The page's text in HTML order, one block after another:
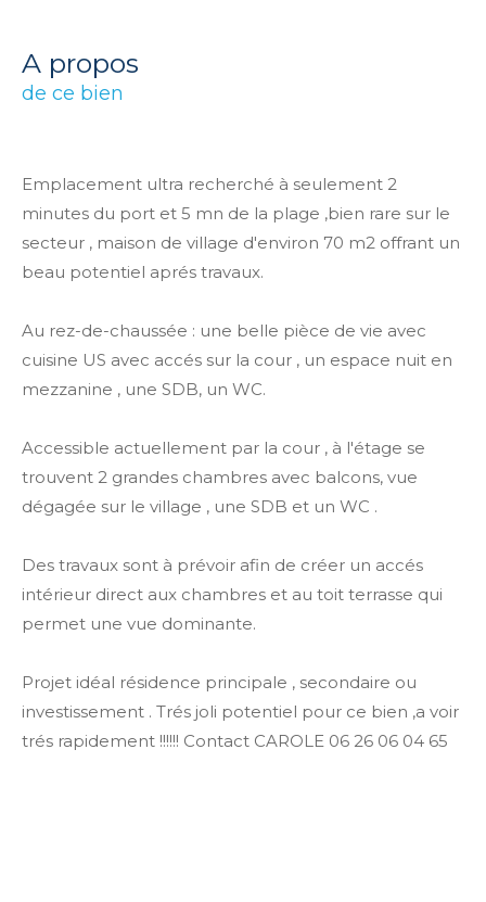
a propos
de ce bien
Emplacement ultra recherché à seulement 2
minutes du port et 5 mn de la plage ,bien rare sur le
secteur , maison de village d'environ 70 m2 offrant un
beau potentiel aprés travaux.
Au rez-de-chaussée : une belle pièce de vie avec
cuisine US avec accés sur la cour , un espace nuit en
mezzanine , une SDB, un WC.
Accessible actuellement par la cour , à l'étage se
trouvent 2 grandes chambres avec balcons, vue
dégagée sur le village , une SDB et un WC .
Des travaux sont à prévoir afin de créer un accés
intérieur direct aux chambres et au toit terrasse qui
permet une vue dominante.
Projet idéal résidence principale , secondaire ou
investissement . Trés joli potentiel pour ce bien ,a voir
trés rapidement !!!!!! Contact CAROLE 06 26 06 04 65